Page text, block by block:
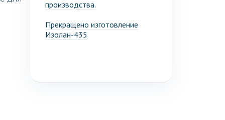
производства.
Прекращено изготовление
Изолан-435